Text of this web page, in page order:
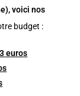
voici nos
budget :
euros